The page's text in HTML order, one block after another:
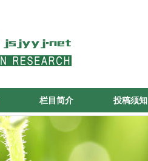
栏目简介 投稿须知